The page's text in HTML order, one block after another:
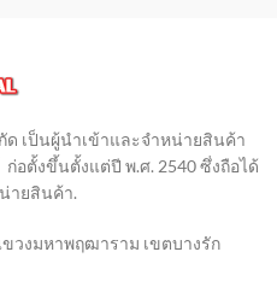
เป็นผู้นำเข้าและจำหน่ายสินค้า
อตั้งขึ้นตั้งแต่ปี พ.ศ. 2540 ซึ่งถือได้
ายสินค้า.
วงมหาพฤฒาราม เขตบางรัก